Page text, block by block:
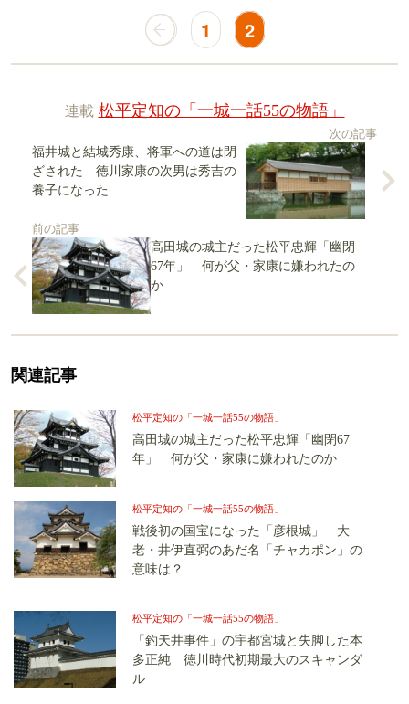
1 2
連載 松平定知の「一城一話55の物語」
次の記事
福井城と結城秀康、将軍への道は閉
ざされた 徳川家康の次男は秀吉の
養子になった
前の記事
高田城の城主だった松平忠輝「幽閉
67年」 何が父・家康に嫌われたの
か
関連記事
松平定知の「一城一話55の物語」
高田城の城主だった松平忠輝「幽閉67
年」 何が父・家康に嫌われたのか
松平定知の「一城一話55の物語」
戦後初の国宝になった「彦根城」 大
老・井伊直弼のあだ名「チャカポン」の
意味は？
松平定知の「一城一話55の物語」
「釣天井事件」の宇都宮城と失脚した本
多正純 徳川時代初期最大のスキャンダ
ル